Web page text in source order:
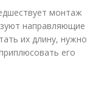
монтаж
направляющие
их длину, нужно
его